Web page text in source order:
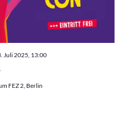
Juli 2025, 13:00
FEZ 2, Berlin